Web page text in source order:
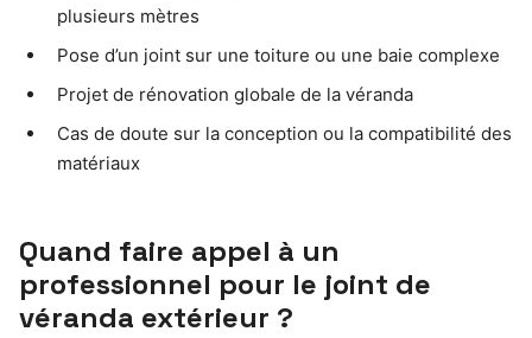
plusieurs mètres
Pose d’un joint sur une toiture ou une baie complexe
Projet de rénovation globale de la véranda
Cas de doute sur la conception ou la compatibilité des
matériaux
Quand faire appel à un
professionnel pour le joint de
véranda extérieur ?